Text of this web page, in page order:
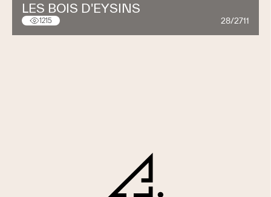
LES BOIS D'EYSINS
1215 28/2711